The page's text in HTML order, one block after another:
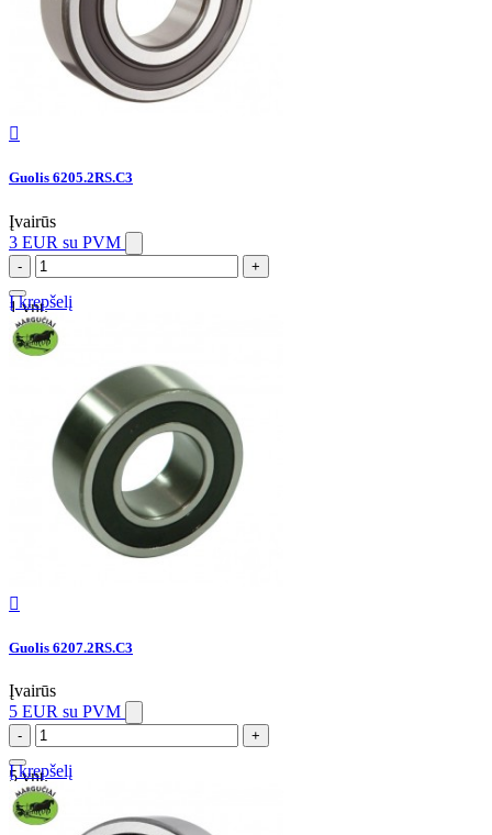

Guolis 6205.2RS.C3
Įvairūs
3 EUR su PVM
- +
1 vnt.
Į krepšelį

Guolis 6207.2RS.C3
Įvairūs
5 EUR su PVM
- +
5 vnt.
Į krepšelį